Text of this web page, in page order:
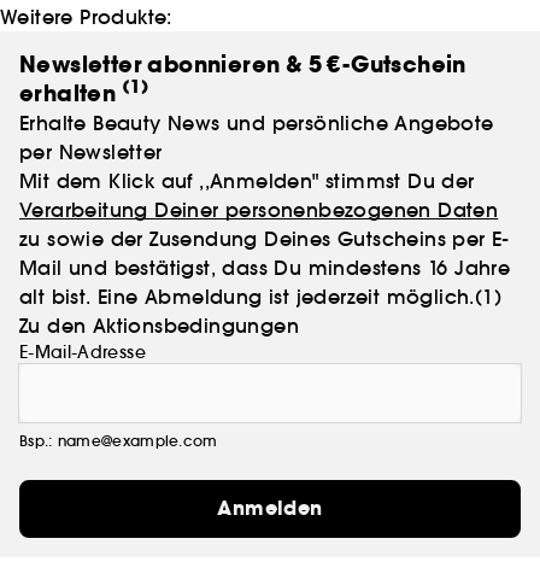
Weitere Produkte:
Newsletter abonnieren & 5 €-Gutschein
erhalten (1)
Erhalte Beauty News und persönliche Angebote
per Newsletter
Mit dem Klick auf ,,Anmelden" stimmst Du der
Verarbeitung Deiner personenbezogenen Daten
zu sowie der Zusendung Deines Gutscheins per E-
Mail und bestätigst, dass Du mindestens 16 Jahre
alt bist. Eine Abmeldung ist jederzeit möglich.(1)
Zu den Aktionsbedingungen
E-Mail-Adresse
Bsp.: name@example.com
Anmelden